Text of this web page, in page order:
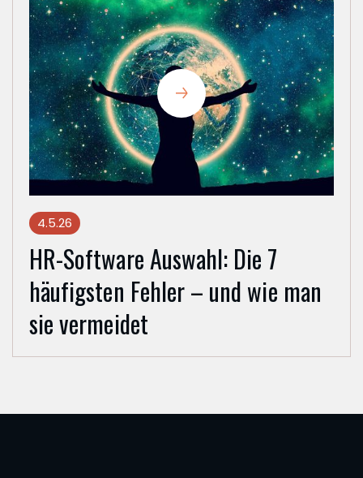
4.5.26
HR-Software Auswahl: Die 7
häufigsten Fehler – und wie man
sie vermeidet